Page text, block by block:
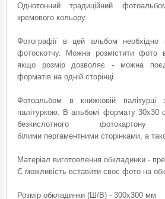
Однотонний традиційний
кремового кольору.
Фотографії в цей альбом необхідно
фотоскотчу. Можна розмістити фото
якщо розмір дозволяє - можна
форматів на одній сторінці.
Фотоальбом в книжковій палітурці
палітуркою. В альбомі формату 30x30
безкислотного
білими пергаментними сторінками, а
Матеріал виготовлення обкладинки -
Є можливість вставити своє фото на
Розмір обкладинки (Ш/В) - 300х300 мм